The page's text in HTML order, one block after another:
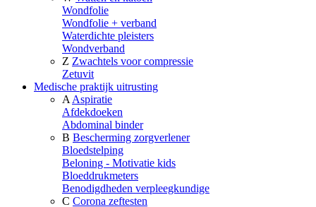
Wondfolie
Wondfolie + verband
Waterdichte pleisters
Wondverband
Z Zwachtels voor compressie
Zetuvit
Medische praktijk uitrusting
A Aspiratie
Afdekdoeken
Abdominal binder
B Bescherming zorgverlener
Bloedstelping
Beloning - Motivatie kids
Bloeddrukmeters
Benodigdheden verpleegkundige
C Corona zeftesten